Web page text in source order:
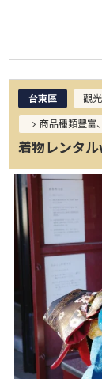
台東區
觀
商品種類豐富
着物レンタ